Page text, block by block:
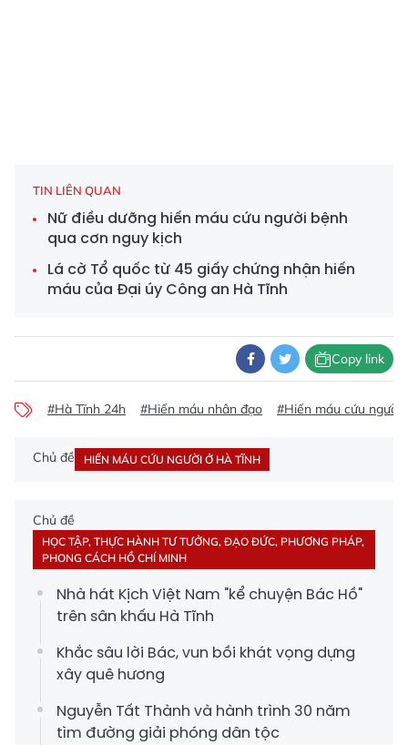
TIN LIÊN QUAN
Nữ điều dưỡng hiến máu cứu người bệnh
qua cơn nguy kịch
Lá cờ Tổ quốc từ 45 giấy chứng nhận hiến
máu của Đại úy Công an Hà Tĩnh
Copy link
#Hà Tĩnh 24h #Hiến máu nhân đạo #Hiến máu cứu người
Chủ đề HIẾN MÁU CỨU NGƯỜI Ở HÀ TĨNH
Chủ đề
HỌC TẬP, THỰC HÀNH TƯ TƯỞNG, ĐẠO ĐỨC, PHƯƠNG PHÁP,
PHONG CÁCH HỒ CHÍ MINH
Nhà hát Kịch Việt Nam "kể chuyện Bác Hồ"
trên sân khấu Hà Tĩnh
Khắc sâu lời Bác, vun bồi khát vọng dựng
xây quê hương
Nguyễn Tất Thành và hành trình 30 năm
tìm đường giải phóng dân tộc